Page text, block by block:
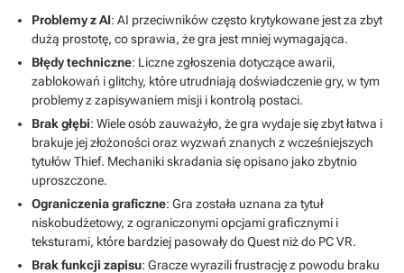
Problemy z AI: AI przeciwników często krytykowane jest za zbyt
dużą prostotę, co sprawia, że gra jest mniej wymagająca.
Błędy techniczne: Liczne zgłoszenia dotyczące awarii,
zablokowań i glitchy, które utrudniają doświadczenie gry, w tym
problemy z zapisywaniem misji i kontrolą postaci.
Brak głębi: Wiele osób zauważyło, że gra wydaje się zbyt łatwa i
brakuje jej złożoności oraz wyzwań znanych z wcześniejszych
tytułów Thief. Mechaniki skradania się opisano jako zbytnio
uproszczone.
Ograniczenia graficzne: Gra została uznana za tytuł
niskobudżetowy, z ograniczonymi opcjami graficznymi i
teksturami, które bardziej pasowały do Quest niż do PC VR.
Brak funkcji zapisu: Gracze wyrazili frustrację z powodu braku